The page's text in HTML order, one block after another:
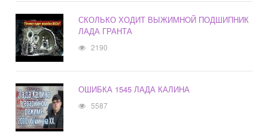
СКОЛЬКО ХОДИТ ВЫЖИМНОЙ ПОДШИПНИК
ЛАДА ГРАНТА
2190
ОШИБКА 1545 ЛАДА КАЛИНА
5587